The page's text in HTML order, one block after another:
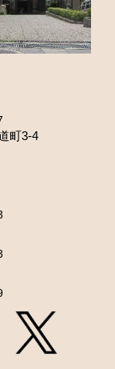
町3-4